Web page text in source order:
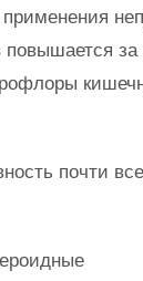
повышается за
почти